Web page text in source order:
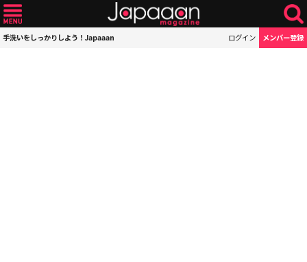
手洗いをしっかりしよう！Japaaan ログイン メンバー登録